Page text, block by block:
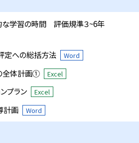
学習の時間 評価規準３~6年
定への総括方法 Word
全体計画① Excel
プラン Excel
計画 Word